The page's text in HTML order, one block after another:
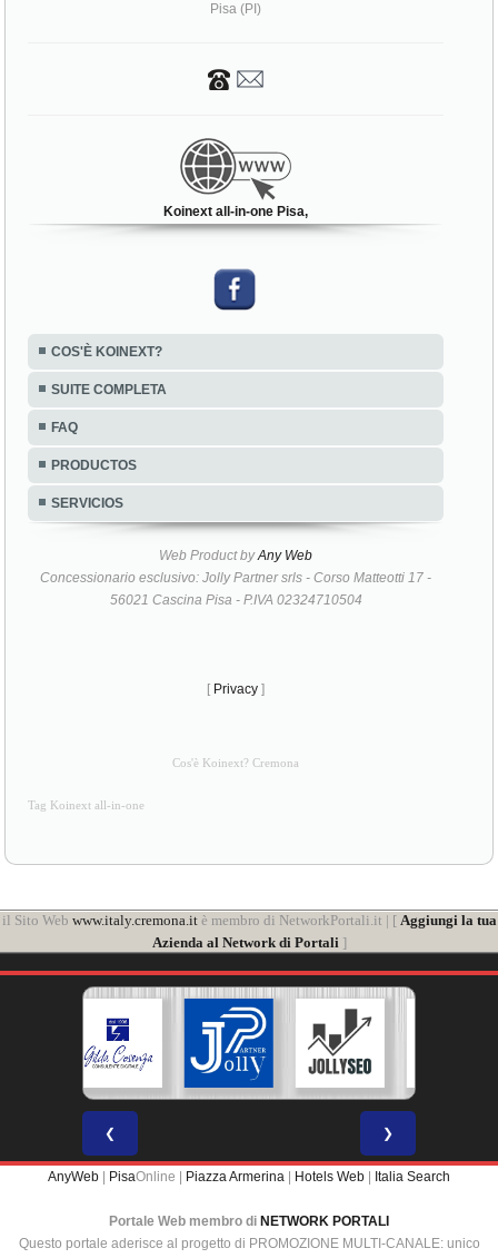
Pisa (PI)
Koinext all-in-one Pisa,
COS'È KOINEXT?
SUITE COMPLETA
FAQ
PRODUCTOS
SERVICIOS
Web Product byAny Web
Concessionario esclusivo: Jolly Partner srls - Corso Matteotti 17 -
56021 Cascina Pisa - P.IVA 02324710504
[ Privacy ]
Cos'è Koinext? Cremona
Tag Koinext all-in-one
il Sito Web www.italy.cremona.itè membro di NetworkPortali.it | [ Aggiungi la tua
Azienda al Network di Portali]
❮ ❯
AnyWeb PisaOnline | Piazza Armerina Hotels Web Italia Search
Portale Web membro di NETWORK PORTALI
Questo portale aderisce al progetto di PROMOZIONE MULTI-CANALE: unico